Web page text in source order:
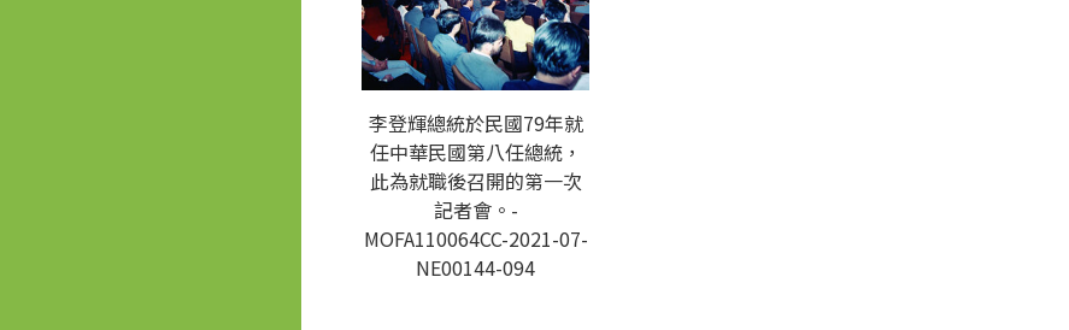
李登輝總統於民國79年就
任中華民國第八任總統，
此為就職後召開的第一次
記者會。-
MOFA110064CC-2021-07-
NE00144-094